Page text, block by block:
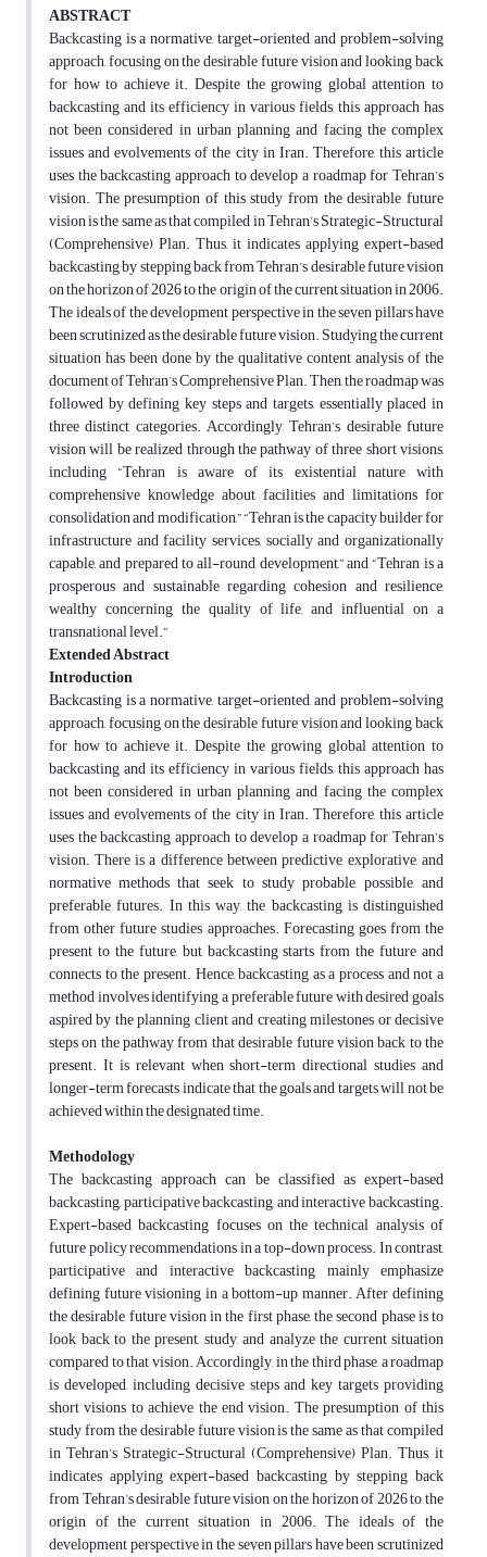
ABSTRACT
Backcasting is a normative, target-oriented, and problem-solving
approach, focusing on the desirable future vision and looking back
for how to achieve it. Despite the growing global attention to
backcasting and its efficiency in various fields, this approach has
not been considered in urban planning and facing the complex
issues and evolvements of the city in Iran. Therefore, this article
uses the backcasting approach to develop a roadmap for Tehran’s
vision. The presumption of this study from the desirable future
vision is the same as that compiled in Tehran’s Strategic-Structural
(Comprehensive) Plan. Thus, it indicates applying expert-based
backcasting by stepping back from Tehran’s desirable future vision
on the horizon of 2026 to the origin of the current situation in 2006.
The ideals of the development perspective in the seven pillars have
been scrutinized as the desirable future vision. Studying the current
situation has been done by the qualitative content analysis of the
document of Tehran’s Comprehensive Plan. Then, the roadmap was
followed by defining key steps and targets, essentially placed in
three distinct categories. Accordingly, Tehran’s desirable future
vision will be realized through the pathway of three short visions,
including “Tehran is aware of its existential nature with
comprehensive knowledge about facilities and limitations for
consolidation and modification,” “Tehran is the capacity builder for
infrastructure and facility services, socially and organizationally
capable, and prepared to all-round development,” and “Tehran is a
prosperous and sustainable regarding cohesion and resilience,
wealthy concerning the quality of life, and influential on a
transnational level.”
Extended Abstract
Introduction
Backcasting is a normative, target-oriented, and problem-solving
approach, focusing on the desirable future vision and looking back
for how to achieve it. Despite the growing global attention to
backcasting and its efficiency in various fields, this approach has
not been considered in urban planning and facing the complex
issues and evolvements of the city in Iran. Therefore, this article
uses the backcasting approach to develop a roadmap for Tehran’s
vision. There is a difference between predictive, explorative, and
normative methods that seek to study probable, possible, and
preferable futures. In this way, the backcasting is distinguished
from other future studies approaches. Forecasting goes from the
present to the future, but backcasting starts from the future and
connects to the present. Hence, backcasting as a process and not a
method involves identifying a preferable future with desired goals
aspired by the planning client and creating milestones or decisive
steps on the pathway from that desirable future vision back to the
present. It is relevant when short-term directional studies and
longer-term forecasts indicate that the goals and targets will not be
achieved within the designated time.
Methodology
The backcasting approach can be classified as expert-based
backcasting, participative backcasting, and interactive backcasting.
Expert-based backcasting focuses on the technical analysis of
future policy recommendations in a top-down process. In contrast,
participative and interactive backcasting mainly emphasize
defining future visioning in a bottom-up manner. After defining
the desirable future vision in the first phase, the second phase is to
look back to the present, study, and analyze the current situation
compared to that vision. Accordingly, in the third phase, a roadmap
is developed, including decisive steps and key targets providing
short visions to achieve the end vision. The presumption of this
study from the desirable future vision is the same as that compiled
in Tehran’s Strategic-Structural (Comprehensive) Plan. Thus, it
indicates applying expert-based backcasting by stepping back
from Tehran’s desirable future vision on the horizon of 2026 to the
origin of the current situation in 2006. The ideals of the
development perspective in the seven pillars have been scrutinized